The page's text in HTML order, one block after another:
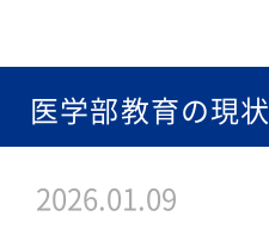
医学部教育の現状
2026.01.09